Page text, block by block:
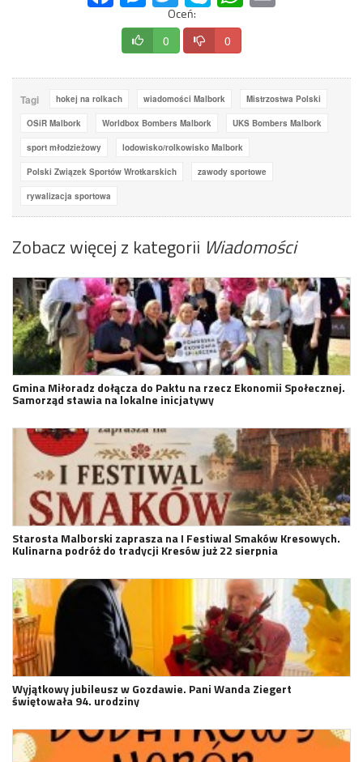
Oceń:
0 0
Tagi hokej na rolkach wiadomości Malbork Mistrzostwa Polski
OSiR Malbork Worldbox Bombers Malbork UKS Bombers Malbork
sport młodzieżowy lodowisko/rolkowisko Malbork
Polski Związek Sportów Wrotkarskich zawody sportowe
rywalizacja sportowa
Zobacz więcej z kategorii Wiadomości
Gmina Miłoradz dołącza do Paktu na rzecz Ekonomii Społecznej.
Samorząd stawia na lokalne inicjatywy
Starosta Malborski zaprasza na I Festiwal Smaków Kresowych.
Kulinarna podróż do tradycji Kresów już 22 sierpnia
Wyjątkowy jubileusz w Gozdawie. Pani Wanda Ziegert
świętowała 94. urodziny